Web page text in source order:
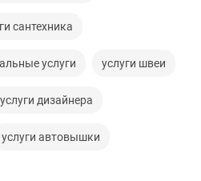
сантехника
услуги услуги швеи
услуги дизайнера
услуги автовышки